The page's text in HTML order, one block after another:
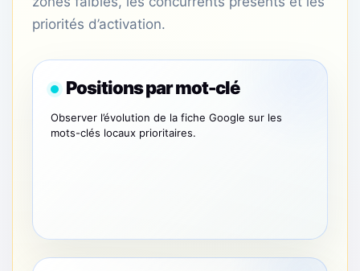
priorités d’activation.
Positions par mot-clé
Observer l’évolution de la fiche Google sur les
mots-clés locaux prioritaires.